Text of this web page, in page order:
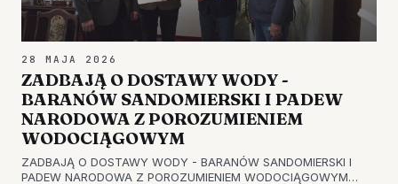
28 MAJA 2026
ZADBAJĄ O DOSTAWY WODY -
BARANÓW SANDOMIERSKI I PADEW
NARODOWA Z POROZUMIENIEM
WODOCIĄGOWYM
ZADBAJĄ O DOSTAWY WODY - BARANÓW SANDOMIERSKI I
PADEW NARODOWA Z POROZUMIENIEM WODOCIĄGOWYM